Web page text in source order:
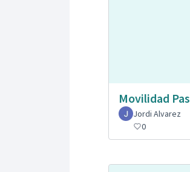
Movilidad
Jordi Alvarez
0